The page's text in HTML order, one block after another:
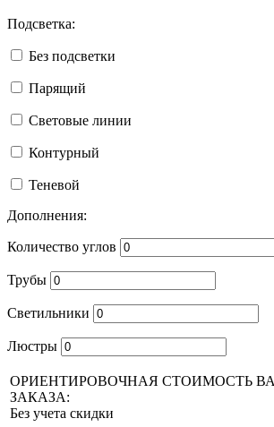
Подсветка:
Без подсветки
Парящий
Световые линии
Контурный
Теневой
Дополнения:
Количество углов
Трубы
Светильники
Люстры
ОРИЕНТИРОВОЧНАЯ СТОИМОСТЬ
ЗАКАЗА:
Без учета скидки